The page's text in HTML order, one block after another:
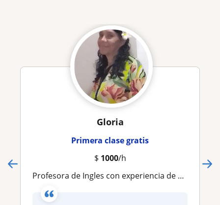
Gloria
Primera clase gratis
$ 1000/h
Profesora de Ingles con experiencia de ensenanza a niños y adultos en clases particulares online